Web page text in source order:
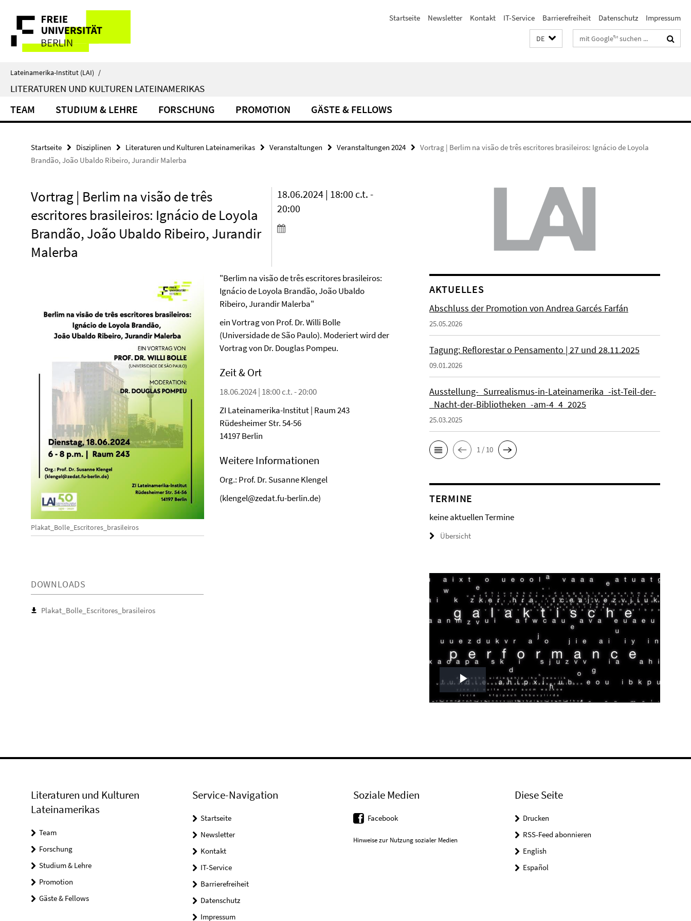
direkt
Inhalt
Service-
Navigation
Startseite Newsletter Kontakt IT-Service Barrierefreiheit Datenschutz Impressum
DE Suchbegriffe
Lateinamerika-Institut (LAI) /
LITERATUREN UND KULTUREN LATEINAMERIKAS
TEAM STUDIUM & LEHRE FORSCHUNG PROMOTION GÄSTE & FELLOWS
Startseite Disziplinen Literaturen und Kulturen Lateinamerikas Veranstaltungen Veranstaltungen 2024
Vortrag | Berlim na visão de três escritores brasileiros: Ignácio de Loyola
Brandão, João Ubaldo Ribeiro, Jurandir Malerba
Vortrag | Berlim na visão de três
escritores brasileiros: Ignácio de Loyola
Brandão, João Ubaldo Ribeiro, Jurandir
Malerba
18.06.2024 | 18:00 c.t. -
20:00
Plakat_Bolle_Escritores_brasileiros
"Berlim na visão de três escritores brasileiros:
Ignácio de Loyola Brandão, João Ubaldo
Ribeiro, Jurandir Malerba"
ein Vortrag von Prof. Dr. Willi Bolle
(Universidade de São Paulo). Moderiert wird der
Vortrag von Dr. Douglas Pompeu.
Zeit & Ort
18.06.2024 | 18:00 c.t. - 20:00
ZI Lateinamerika-Institut | Raum 243
Rüdesheimer Str. 54-56
14197 Berlin
Weitere Informationen
Org.: Prof. Dr. Susanne Klengel
(klengel@zedat.fu-berlin.de)
DOWNLOADS
Plakat_Bolle_Escritores_brasileiros
AKTUELLES
Abschluss der Promotion von Andrea Garcés Farfán
25.05.2026
Tagung: Reflorestar o Pensamento | 27 und 28.11.2025
09.01.2026
Ausstellung-_Surrealismus-in-Lateinamerika_-ist-Teil-der-
_Nacht-der-Bibliotheken_-am-4_4_2025
25.03.2025
1 / 10
TERMINE
keine aktuellen Termine
Übersicht
Play
Literaturen und Kulturen
Lateinamerikas
Team
Forschung
Studium & Lehre
Promotion
Gäste & Fellows
Service-Navigation
Startseite
Newsletter
Kontakt
IT-Service
Barrierefreiheit
Datenschutz
Impressum
Soziale Medien
Facebook
Hinweise zur Nutzung sozialer Medien
Diese Seite
Drucken
RSS-Feed abonnieren
English
Español